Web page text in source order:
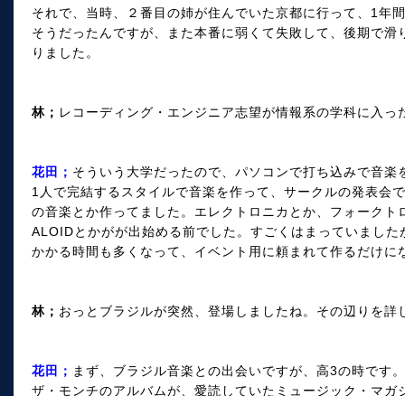
それで、当時、２番目の姉が住んでいた京都に行って、1年
そうだったんですが、また本番に弱くて失敗して、後期で
りました。
林； レコーディング・エンジニア志望が情報系の学科に入っ
花田； そういう大学だったので、パソコンで打ち込みで音
1人で完結するスタイルで音楽を作って、サークルの発表会
の音楽とか作ってました。エレクトロニカとか、フォーク
ALOIDとかがが出始める前でした。すごくはまっていまし
かかる時間も多くなって、イベント用に頼まれて作るだけに
林； おっとブラジルが突然、登場しましたね。その辺りを詳
花田； まず、ブラジル音楽との出会いですが、高3の時です
ザ・モンチのアルバムが、愛読していたミュージック・マ